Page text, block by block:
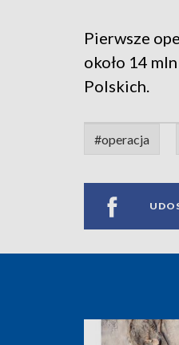
Pierwsze
około 14
Polskich.
#operacja